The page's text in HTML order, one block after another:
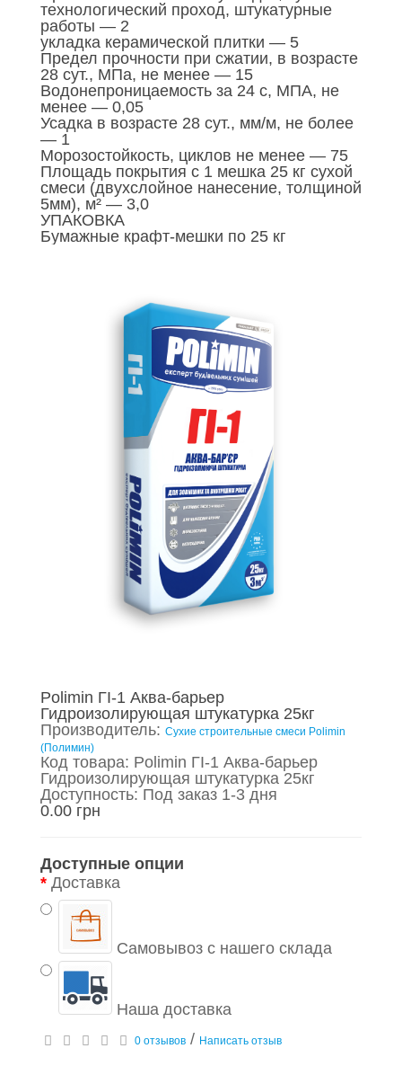
технологический проход, штукатурные
работы — 2
укладка керамической плитки — 5
Предел прочности при сжатии, в возрасте
28 сут., МПа, не менее — 15
Водонепроницаемость за 24 с, МПА, не
менее — 0,05
Усадка в возрасте 28 сут., мм/м, не более
— 1
Морозостойкость, циклов не менее — 75
Площадь покрытия с 1 мешка 25 кг сухой
смеси (двухслойное нанесение, толщиной
5мм), м² — 3,0
УПАКОВКА
Бумажные крафт-мешки по 25 кг
Polimin ГI-1 Аква-барьер
Гидроизолирующая штукатурка 25кг
Производитель: Сухие строительные смеси Polimin
(Полимин)
Код товара: Polimin ГI-1 Аква-барьер
Гидроизолирующая штукатурка 25кг
Доступность: Под заказ 1-3 дня
0.00 грн
Доступные опции
Доставка
Самовывоз с нашего склада
Наша доставка
0 отзывов / Написать отзыв